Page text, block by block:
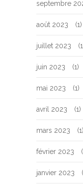
septembre
août 2023 (1)
juillet 2023
juin 2023 (1)
mai 2023 (1)
avril 2023 (1)
mars 2023 (1)
février 2023
janvier 2023